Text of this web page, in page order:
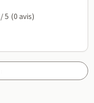
5 (0 avis)